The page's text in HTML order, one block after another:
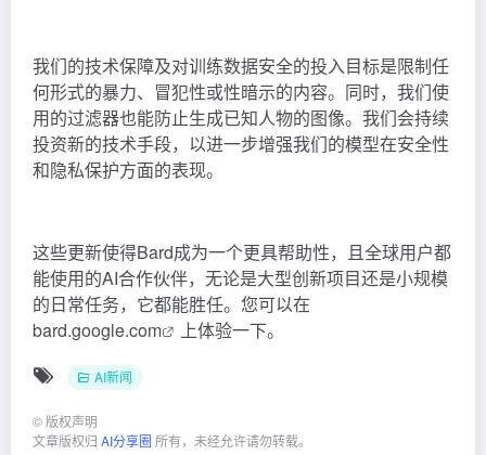
我们的技术保障及对训练数据安全的投入目标是限制任
何形式的暴力、冒犯性或性暗示的内容。同时，我们使
用的过滤器也能防止生成已知人物的图像。我们会持续
投资新的技术手段，以进一步增强我们的模型在安全性
和隐私保护方面的表现。
这些更新使得Bard成为一个更具帮助性，且全球用户都
能使用的AI合作伙伴，无论是大型创新项目还是小规模
的日常任务，它都能胜任。您可以在
bard.google.com
上体验一下。
AI新闻
© 版权声明
文章版权归 AI分享圈 所有，未经允许请勿转载。